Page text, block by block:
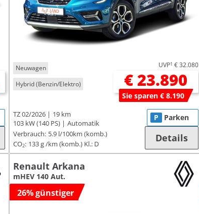
Neuwagen
Hybrid (Benzin/Elektro)
UVP1 € 32.080
€ 23.890
Sie sparen € 8.190
TZ 02/2026
19 km
103 kW (140 PS)
Automatik
Verbrauch: 5.9 l/100km (komb.)
CO2: 133 g /km (komb.) Kl.: D
P Parken
Details
Renault Arkana
mHEV 140 Aut.
26% günstiger